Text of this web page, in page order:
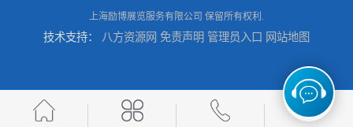
上海励博展览服务有限公司 保留所有权利.
技术支持： 八方资源网 免责声明 管理员入口 网站地图